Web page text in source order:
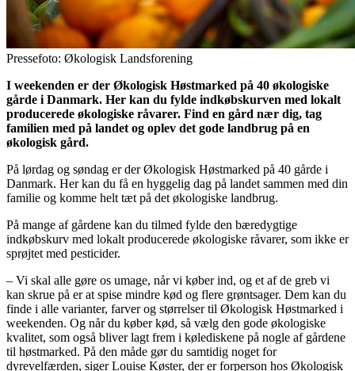
Pressefoto: Økologisk Landsforening
I weekenden er der Økologisk Høstmarked på 40 økologiske
gårde i Danmark. Her kan du fylde indkøbskurven med lokalt
producerede økologiske råvarer. Find en gård nær dig, tag
familien med på landet og oplev det gode landbrug på en
økologisk gård.
På lørdag og søndag er der Økologisk Høstmarked på 40 gårde i
Danmark. Her kan du få en hyggelig dag på landet sammen med din
familie og komme helt tæt på det økologiske landbrug.
På mange af gårdene kan du tilmed fylde den bæredygtige
indkøbskurv med lokalt producerede økologiske råvarer, som ikke er
sprøjtet med pesticider.
– Vi skal alle gøre os umage, når vi køber ind, og et af de greb vi
kan skrue på er at spise mindre kød og flere grøntsager. Dem kan du
finde i alle varianter, farver og størrelser til Økologisk Høstmarked i
weekenden. Og når du køber kød, så vælg den gode økologiske
kvalitet, som også bliver lagt frem i kølediskene på nogle af gårdene
til høstmarked. På den måde gør du samtidig noget for
dyrevelfærden, siger Louise Køster, der er forperson hos Økologisk